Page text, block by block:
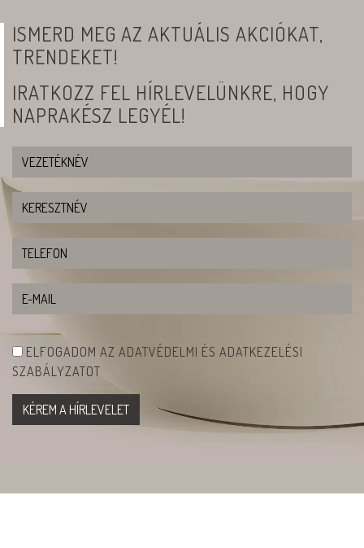
ISMERD MEG AZ AKTUÁLIS AKCIÓKAT,
TRENDEKET!
IRATKOZZ FEL HÍRLEVELÜNKRE, HOGY
NAPRAKÉSZ LEGYÉL!
ELFOGADOM AZ ADATVÉDELMI ÉS ADATKEZELÉSI
SZABÁLYZATOT